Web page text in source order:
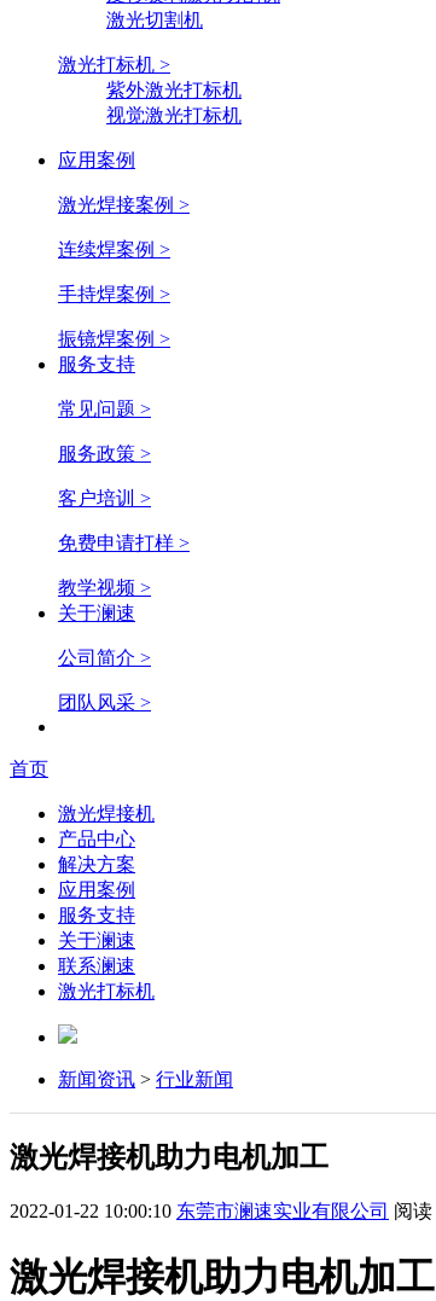
激光切割机
激光打标机 >
紫外激光打标机
视觉激光打标机
应用案例
激光焊接案例 >
连续焊案例 >
手持焊案例 >
振镜焊案例 >
服务支持
常见问题 >
服务政策 >
客户培训 >
免费申请打样 >
教学视频 >
关于澜速
公司简介 >
团队风采 >
首页
激光焊接机
产品中心
解决方案
应用案例
服务支持
关于澜速
联系澜速
激光打标机
新闻资讯 > 行业新闻
激光焊接机助力电机加工
2022-01-22 10:00:10 东莞市澜速实业有限公司 阅读
激光焊接机助力电机加工